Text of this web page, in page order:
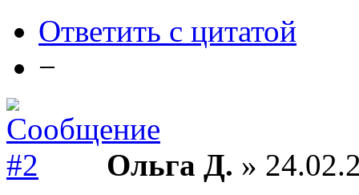
Ответить с цитатой
−
Ольга Д. »